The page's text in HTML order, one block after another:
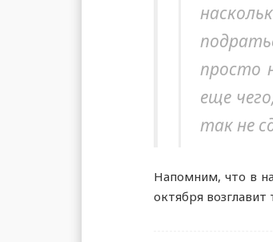
просто
еще
так не
Напомним, что в
октября возглавит